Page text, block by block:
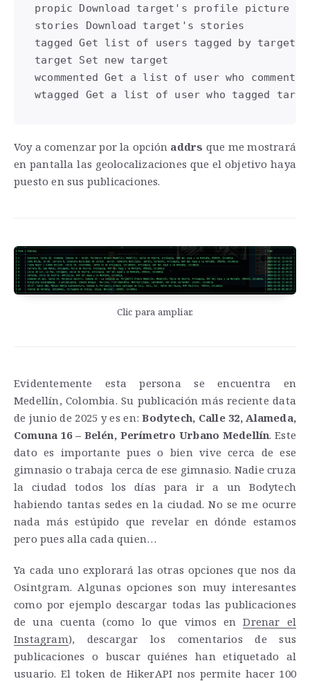
propic Download target's profile picture
stories Download target's stories
tagged Get list of users tagged by target
target Set new target
wcommented Get a list of user who
wtagged Get a list of user who tagged
Voy a comenzar por la opción addrs que me mostrará
en pantalla las geolocalizaciones que el objetivo haya
puesto en sus publicaciones.
Clic para ampliar.
Evidentemente esta persona se encuentra en
Medellín, Colombia. Su publicación más reciente data
de junio de 2025 y es en:Bodytech, Calle 32, Alameda,
Comuna 16 – Belén, Perímetro Urbano Medellín. Este
dato es importante pues o bien vive cerca de ese
gimnasio o trabaja cerca de ese gimnasio. Nadie cruza
la ciudad todos los días para ir a un Bodytech
habiendo tantas sedes en la ciudad. No se me ocurre
nada más estúpido que revelar en dónde estamos
pero pues alla cada quien…
Ya cada uno explorará las otras opciones que nos da
Osintgram. Algunas opciones son muy interesantes
como por ejemplo descargar todas las publicaciones
de una cuenta (como lo que vimos enDrenar el
Instagram), descargar los comentarios de sus
publicaciones o buscar quiénes han etiquetado al
usuario. El token de HikerAPI nos permite hacer 100